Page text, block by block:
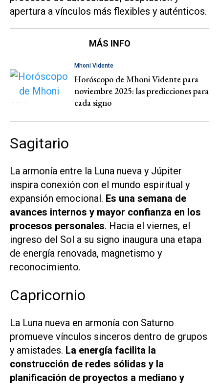
apertura a vínculos más flexibles y auténticos.
MÁS INFO
Mhoni Vidente
Horóscopo de Mhoni Vidente para
noviembre 2025: las predicciones para
cada signo
Sagitario
La armonía entre la Luna nueva y Júpiter
inspira conexión con el mundo espiritual y
expansión emocional. Es una semana de
avances internos y mayor confianza en los
procesos personales. Hacia el viernes, el
ingreso del Sol a su signo inaugura una etapa
de energía renovada, magnetismo y
reconocimiento.
Capricornio
La Luna nueva en armonía con Saturno
promueve vínculos sinceros dentro de grupos
y amistades. La energía facilita la
construcción de redes sólidas y la
planificación de proyectos a mediano y